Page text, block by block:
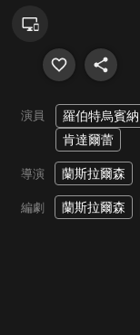
演員 羅伯特烏賓納
肯達爾蕾
導演 蘭斯拉爾森
編劇 蘭斯拉爾森